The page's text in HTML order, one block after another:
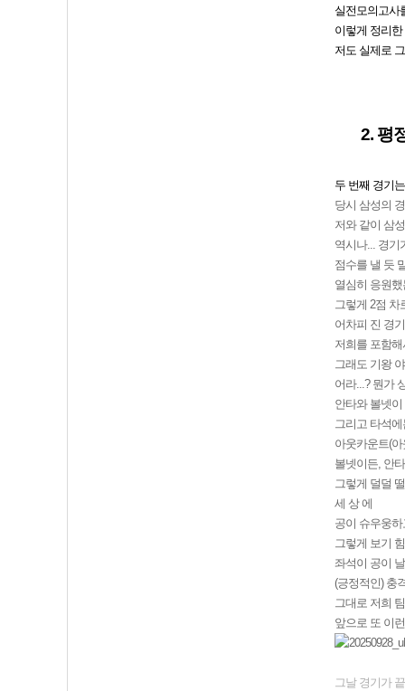
실전모의고사
이렇게 정리
저도 실제로
2. 평
두 번째 경기
당시 삼성의
저와 같이 삼
역시나... 경기
점수를 낼 듯
열심히 응원
그렇게 2점 차
어차피 진 경
저희를 포함
그래도 기왕
어라...? 뭔가
안타와 볼넷
그리고 타석
아웃카운트(
볼넷이든, 안
그렇게 덜덜
세 상 에
공이 슈우웅
그렇게 보기
좌석이 공이
(긍정적인) 충
그대로 저희
앞으로 또 이
그날 경기가